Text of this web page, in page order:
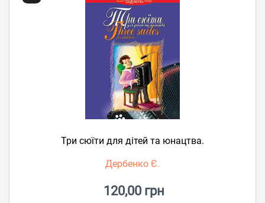
Три сюїти для дітей та юнацтва.
Дербенко Є.
120,00 грн